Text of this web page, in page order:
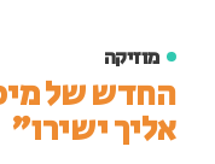
מוזיקה
החדש של
אליך ישירו"